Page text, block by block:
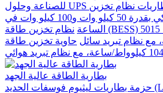
نظام تخزين
الطاقة الشمسية الذكي بقدرة 50 كيلو وات و100 كيلو وات في
الساعة نظام تخزين طاقة (BESS) بقدرة 2500 كيلوواط، 5015
مع نظام تبريد سائل حاوية تخزين طاقة (ESS)
بطارية الطاقة عالية الجهد
حزمة بطاريات ليثيوم فوسفات الحديد (LiFePO4) مثبتة على رف،